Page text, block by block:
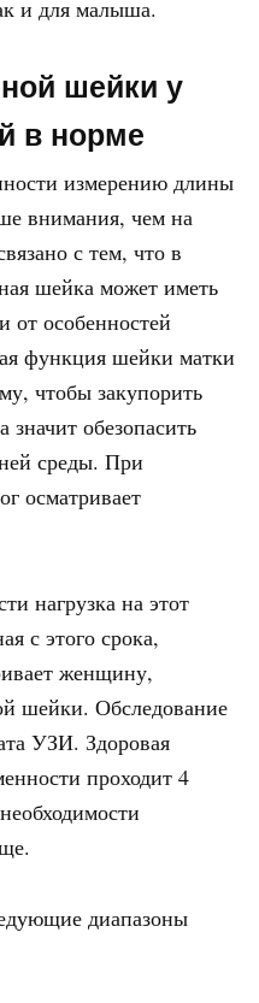
и для малыша.
шейки у
в норме
измерению длины
внимания, чем на
с тем, что в
шейка может иметь
от особенностей
функция шейки матки
чтобы закупорить
значит обезопасить
среды. При
осматривает
нагрузка на этот
с этого срока,
женщину,
шейки. Обследование
УЗИ. Здоровая
проходит 4
диапазоны